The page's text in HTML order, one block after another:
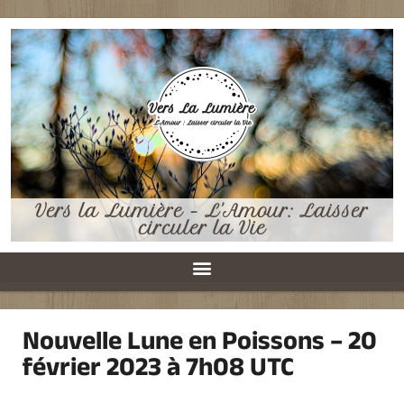
Vers la Lumière - L'Amour: Laisser
circuler la Vie
Nouvelle Lune en Poissons – 20
février 2023 à 7h08 UTC